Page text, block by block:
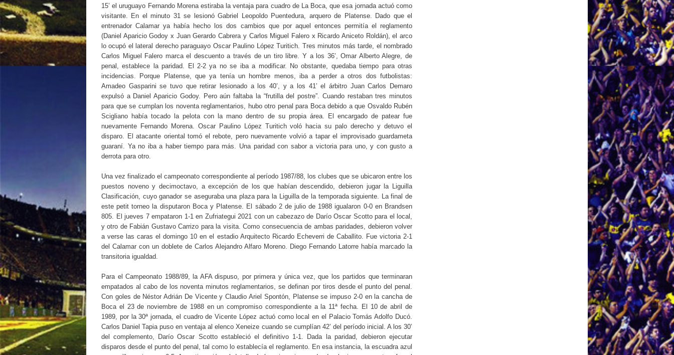
15’ el uruguayo Fernando Morena estiraba la ventaja para cuadro de La Boca, que esa jornada actuó como
visitante. En el minuto 31 se lesionó Gabriel Leopoldo Puentedura, arquero de Platense. Dado que el
entrenador Calamar ya había hecho los dos cambios que por aquel entonces permitía el reglamento
(Daniel Aparicio Godoy x Juan Gerardo Cabrera y Carlos Miguel Falero x Ricardo Aniceto Roldán), el arco
lo ocupó el lateral derecho paraguayo Oscar Paulino López Turitich. Tres minutos más tarde, el nombrado
Carlos Miguel Falero marca el descuento a través de un tiro libre. Y a los 36’, Omar Alberto Alegre, de
penal, establece la paridad. El 2-2 ya no se iba a modificar. No obstante, quedaba tiempo para otras
incidencias. Porque Platense, que ya tenía un hombre menos, iba a perder a otros dos futbolistas:
Amadeo Gasparini se tuvo que retirar lesionado a los 40’, y a los 41’ el árbitro Juan Carlos Demaro
expulsó a Daniel Aparicio Godoy. Pero aún faltaba la “frutilla del postre”. Cuando restaban tres minutos
para que se cumplan los noventa reglamentarios, hubo otro penal para Boca debido a que Osvaldo Rubén
Scigliano había tocado la pelota con la mano dentro de su propia área. El encargado de patear fue
nuevamente Fernando Morena. Oscar Paulino López Turitich voló hacia su palo derecho y detuvo el
disparo. El atacante oriental tomó el rebote, pero nuevamente volvió a tapar el improvisado guardameta
guaraní. Ya no iba a haber tiempo para más. Una paridad con sabor a victoria para uno, y con gusto a
derrota para otro.
Una vez finalizado el campeonato correspondiente al período 1987/88, los clubes que se ubicaron entre los
puestos noveno y decimoctavo, a excepción de los que habían descendido, debieron jugar la Liguilla
Clasificación, cuyo ganador se aseguraba una plaza para la Liguilla de la temporada siguiente. La final de
este petit torneo la disputaron Boca y Platense. El sábado 2 de julio de 1988 igualaron 0-0 en Brandsen
805. El jueves 7 empataron 1-1 en Zufriategui 2021 con un cabezazo de Darío Oscar Scotto para el local,
y otro de Fabián Gustavo Carrizo para la visita. Como consecuencia de ambas paridades, debieron volver
a verse las caras el domingo 10 en el estadio Arquitecto Ricardo Echeverri de Caballito. Fue victoria 2-1
del Calamar con un doblete de Carlos Alejandro Alfaro Moreno. Diego Fernando Latorre había marcado la
transitoria igualdad.
Para el Campeonato 1988/89, la AFA dispuso, por primera y única vez, que los partidos que terminaran
empatados al cabo de los noventa minutos reglamentarios, se definan por tiros desde el punto del penal.
Con goles de Néstor Adrián De Vicente y Claudio Ariel Spontón, Platense se impuso 2-0 en la cancha de
Boca el 23 de noviembre de 1988 en un compromiso correspondiente a la 11ª fecha. El 10 de abril de
1989, por la 30ª jornada, el cuadro de Vicente López actuó como local en el Palacio Tomás Adolfo Ducó.
Carlos Daniel Tapia puso en ventaja al elenco Xeneize cuando se cumplían 42’ del período inicial. A los 30’
del complemento, Darío Oscar Scotto estableció el definitivo 1-1. Dada la paridad, debieron ejecutar
disparos desde el punto del penal, tal como lo establecía el reglamento. En esa instancia, la escuadra azul